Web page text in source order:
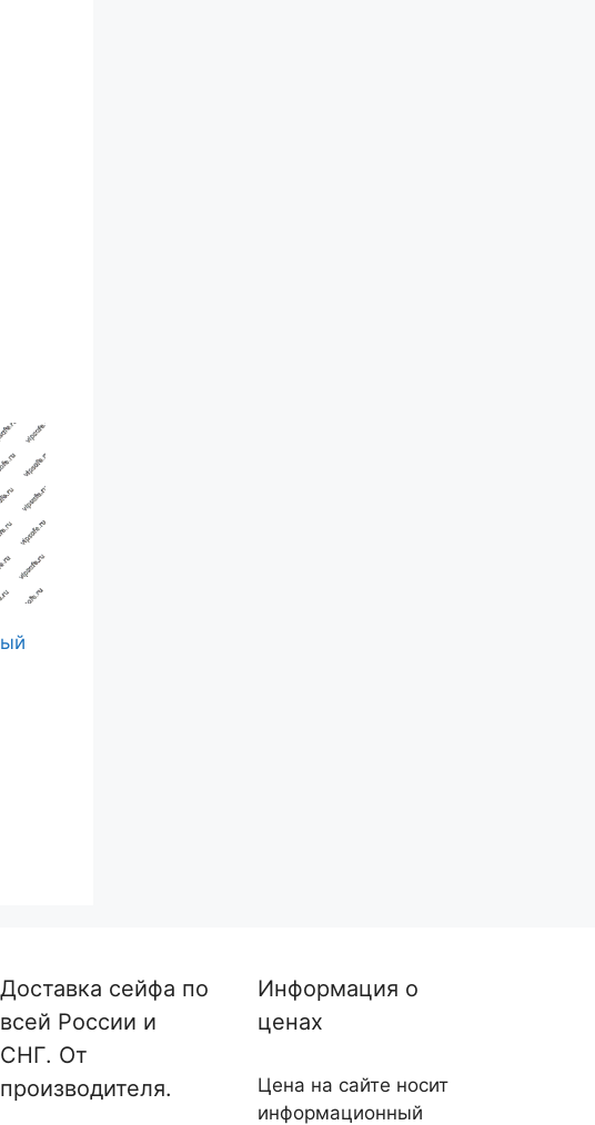
Доставка сейфа по
всей России и
СНГ. От
производителя.
Информация о
ценах
Цена на сайте носит
информационный